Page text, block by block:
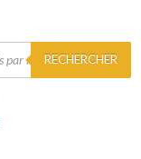
RECHERCHER